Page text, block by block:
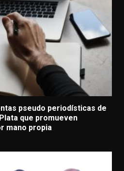
pseudo periodísticas de
que promueven
mano propia